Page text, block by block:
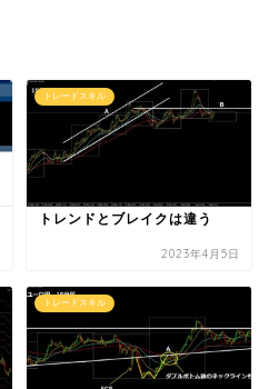
トレードスキル
トレンドとブレイクは違う
2023年4月5日
トレードスキル